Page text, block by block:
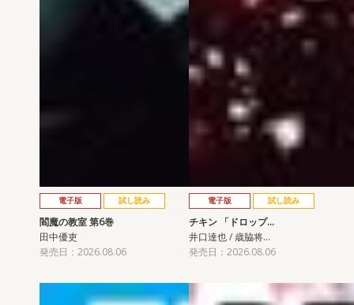
電子版 試し読み
閻魔の教室 第6巻
田中優吏
発売日：2026.08.06
電子版 試し読み
チキン 「ドロップ…
井口達也 / 歳脇将…
発売日：2026.08.06